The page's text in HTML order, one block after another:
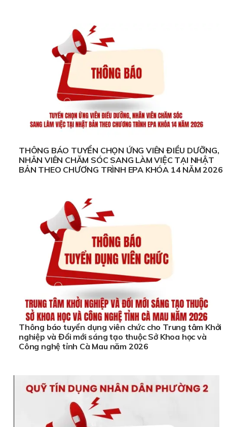
THÔNG BÁO TUYỂN CHỌN ỨNG VIÊN ĐIỀU DƯỠNG,
NHÂN VIÊN CHĂM SÓC SANG LÀM VIỆC TẠI NHẬT
BẢN THEO CHƯƠNG TRÌNH EPA KHÓA 14 NĂM 2026
Thông báo tuyển dụng viên chức cho Trung tâm Khởi
nghiệp và Đổi mới sáng tạo thuộc Sở Khoa học và
Công nghệ tỉnh Cà Mau năm 2026